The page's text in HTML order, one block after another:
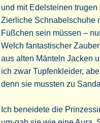
und mit Edelsteinen
Zierliche Schnabelschuhe
Füßchen sein müssen –
Welch fantastischer
aus alten Mänteln Jacken
ich zwar Tupfenkleider,
denn sie mussten zu
Ich beneidete die